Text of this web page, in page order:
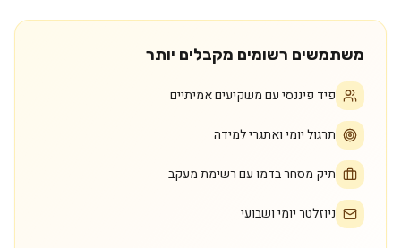
משתמשים רשומים מקבלים יותר
פיד פיננסי עם משקיעים אמיתיים
תרגול יומי ואתגרי למידה
תיק מסחר בדמו עם רשימת מעקב
ניוזלטר יומי ושבועי